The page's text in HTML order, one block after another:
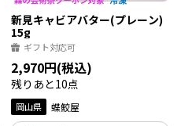
新見キャビアバター(プレーン)
15g
ギフト対応可
2,970円(税込)
残りあと10点
岡山県 蝶鮫屋